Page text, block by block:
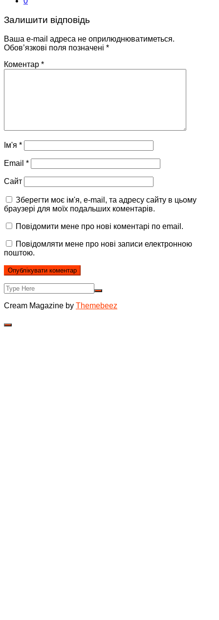
Залишити відповідь
Ваша e-mail адреса не оприлюднюватиметься.
Обов’язкові поля позначені *
Коментар *
Ім'я *
Email *
Сайт
Зберегти моє ім'я, e-mail, та адресу сайту в цьому
браузері для моїх подальших коментарів.
Повідомити мене про нові коментарі по email.
Повідомляти мене про нові записи електронною
поштою.
Cream Magazine by Themebeez